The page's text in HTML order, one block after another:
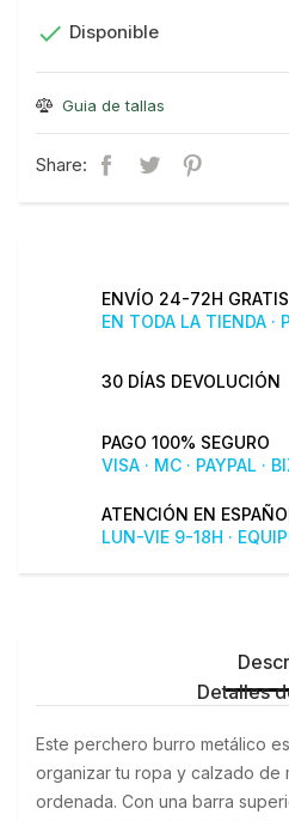
 Disponible
Guia de tallas
Share:
ENVÍO 24-72H GRATIS
EN TODA LA TIENDA ·
30 DÍAS DEVOLUCIÓN
PAGO 100% SEGURO
VISA · MC · PAYPAL ·
ATENCIÓN EN
LUN-VIE 9-18H ·
Detalles
Este perchero burro metálico
organizar tu ropa y calzado de
ordenada. Con una barra